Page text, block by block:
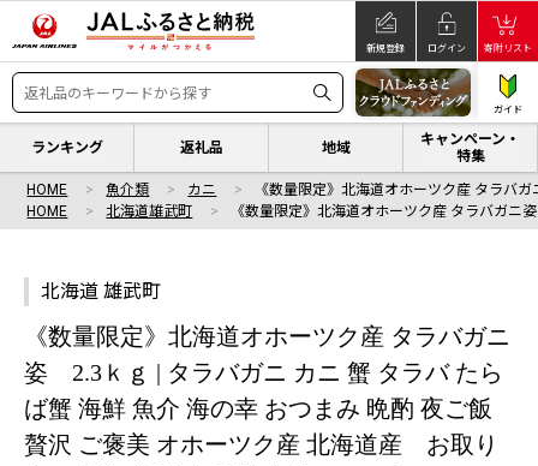
新規登録 ログイン 寄附リスト
ガイド
ランキング 返礼品 地域
キャンペーン・
特集
HOME 魚介類 カニ
《数量限定》北海道オホーツク産 タラバ
HOME
北海道雄武町 《数量限定》北海道オホーツク産 タラバガ
北海道 雄武町
《数量限定》北海道オホーツク産 タラバガニ
姿 2.3ｋｇ | タラバガニ カニ 蟹 タラバ たら
ば蟹 海鮮 魚介 海の幸 おつまみ 晩酌 夜ご飯
贅沢 ご褒美 オホーツク産 北海道産 お取り